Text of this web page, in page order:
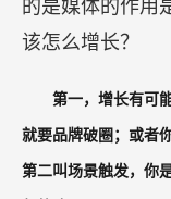
见。
传播就三个路
第二，融入社会
的生活空间、生